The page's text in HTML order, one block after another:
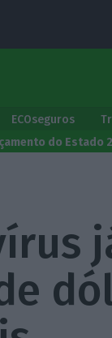
ECOseguros
do Estado